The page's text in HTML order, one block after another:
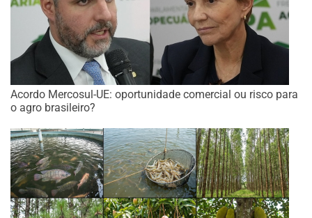
Acordo Mercosul-UE: oportunidade comercial ou risco para
o agro brasileiro?